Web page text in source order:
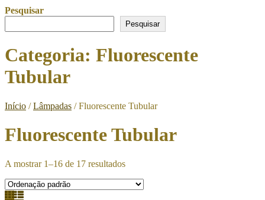
Pesquisar
Pesquisar
Categoria: Fluorescente
Tubular
Início /Lâmpadas / Fluorescente Tubular
Fluorescente Tubular
A mostrar 1–16 de 17 resultados